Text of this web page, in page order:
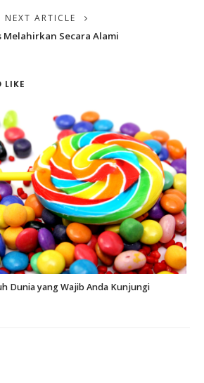
NEXT ARTICLE
Melahirkan Secara Alami
LIKE
Dunia yang Wajib Anda Kunjungi